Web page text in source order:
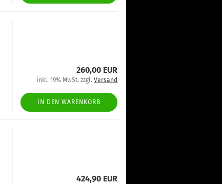
260,00 EUR
inkl. 19% MwSt. zzgl.Versand
IN DEN WARENKORB
424,90 EUR